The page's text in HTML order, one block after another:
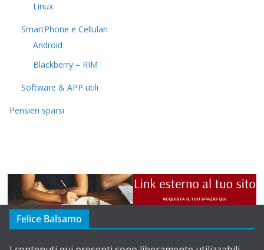
Linux
SmartPhone e Cellulari
Android
Blackberry – RIM
Software & APP utili
Pensieri sparsi
Felice Balsamo